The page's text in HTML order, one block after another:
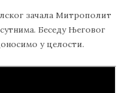
зачала Митрополит
Беседу Његовог
у целости.